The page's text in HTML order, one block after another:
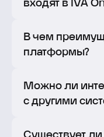
входят в IVA
В чем
платформы?
Можно ли
с другими
Существует